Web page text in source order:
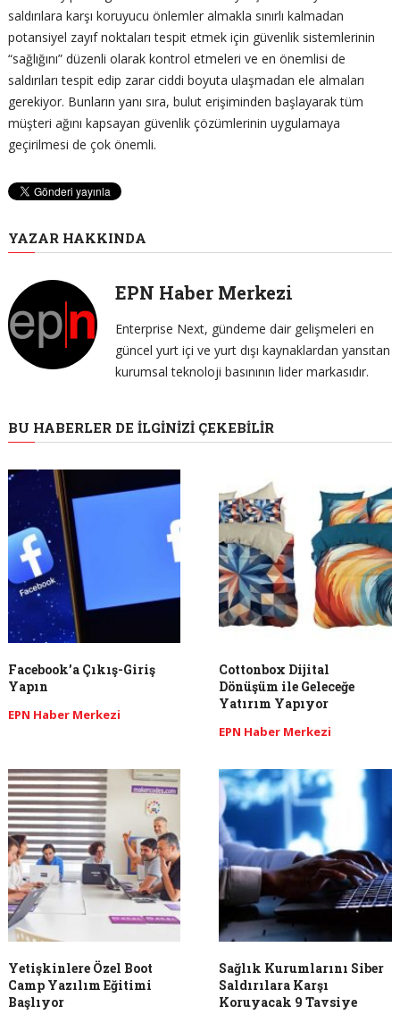
saldırılara karşı koruyucu önlemler almakla sınırlı kalmadan
potansiyel zayıf noktaları tespit etmek için güvenlik sistemlerinin
“sağlığını” düzenli olarak kontrol etmeleri ve en önemlisi de
saldırıları tespit edip zarar ciddi boyuta ulaşmadan ele almaları
gerekiyor. Bunların yanı sıra, bulut erişiminden başlayarak tüm
müşteri ağını kapsayan güvenlik çözümlerinin uygulamaya
geçirilmesi de çok önemli.
YAZAR HAKKINDA
EPN Haber Merkezi
Enterprise Next, gündeme dair gelişmeleri en
güncel yurt içi ve yurt dışı kaynaklardan yansıtan
kurumsal teknoloji basınının lider markasıdır.
BU HABERLER DE İLGINIZI ÇEKEBILIR
Facebook’a Çıkış-Giriş
Yapın
EPN Haber Merkezi
Cottonbox Dijital
Dönüşüm ile Geleceğe
Yatırım Yapıyor
EPN Haber Merkezi
Yetişkinlere Özel Boot
Camp Yazılım Eğitimi
Başlıyor
Sağlık Kurumlarını Siber
Saldırılara Karşı
Koruyacak 9 Tavsiye